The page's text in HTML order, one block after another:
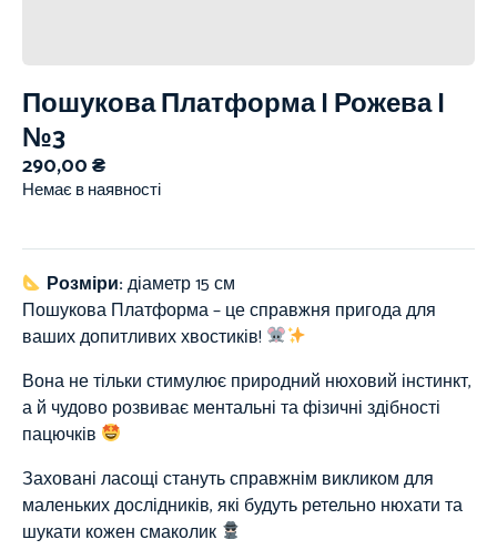
Пошукова Платформа | Рожева |
№3
290,00₴
Немає в наявності
Розміри:діаметр 15 см
Пошукова Платформа – це справжня пригода для
ваших допитливих хвостиків!
Вона не тільки стимулює природний нюховий інстинкт,
а й чудово розвиває ментальні та фізичні здібності
пацючків
Заховані ласощі стануть справжнім викликом для
маленьких дослідників, які будуть ретельно нюхати та
шукати кожен смаколик